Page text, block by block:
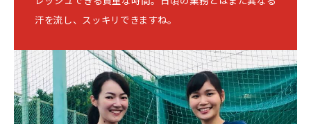
汗を流し、スッキリできますね。